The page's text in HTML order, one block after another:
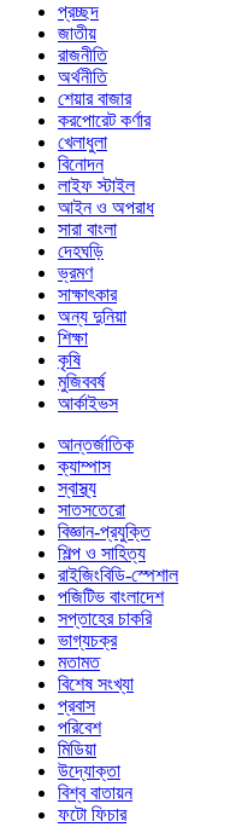
প্রচ্ছদ
জাতীয়
রাজনীতি
অর্থনীতি
শেয়ার বাজার
করপোরেট কর্ণার
খেলাধুলা
বিনোদন
লাইফ স্টাইল
আইন ও অপরাধ
সারা বাংলা
দেহঘড়ি
ভ্রমণ
সাক্ষাৎকার
অন্য দুনিয়া
শিক্ষা
কৃষি
মুজিববর্ষ
আর্কাইভস
আন্তর্জাতিক
ক্যাম্পাস
স্বাস্থ্য
সাতসতেরো
বিজ্ঞান-প্রযুক্তি
শিল্প ও সাহিত্য
রাইজিংবিডি-স্পেশাল
পজিটিভ বাংলাদেশ
সপ্তাহের চাকরি
ভাগ্যচক্র
মতামত
বিশেষ সংখ্যা
প্রবাস
পরিবেশ
মিডিয়া
উদ্যোক্তা
বিশ্ব বাতায়ন
ফটো ফিচার